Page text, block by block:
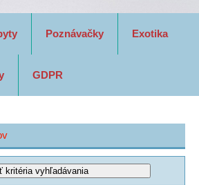
Poznávačky Exotika
GDPR